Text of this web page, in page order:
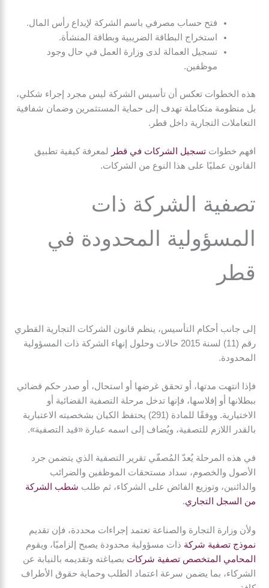
فتح حساب مصرفي باسم الشركة لإيداع رأس المال.
استخراج البطاقة الضريبية وبطاقة المنشأة.
تسجيل العمالة لدى وزارة العمل في حال وجود
موظفين.
هذه الخطوات تعكس أن تأسيس الشركة ليس مجرد إجراء شكلي،
بل منظومة متكاملة تهدف إلى حماية المستثمرين وضمان شفافية
التعاملات التجارية داخل قطر.
افهم خطواتتسجيل الشركات في قطر
لمعرفة كيفية تطبيق
القانون عمليًا على هذا النوع من الشركات.
تصفية الشركة ذات
المسؤولية المحدودة في
قطر
إلى جانب أحكام التأسيس، ينظم قانون الشركات التجارية القطري
رقم (11) لسنة 2015 حالات وحلول إنهاء الشركة ذات المسؤولية
المحدودة.
فإذا انتهت مدتها، أو تحقق غرضها أو استحال، أو صدر حكم قضائي
ببطلانها أو إفلاسها، فإنها تدخل مرحلة التصفية القضائية أو
الاختيارية. ووفقًا للمادة (291) يحتفظ الكيان بشخصيته الاعتبارية
بالقدر اللازم للتصفية، ويُضاف إلى اسمه عبارة «قيد التصفية».
في هذه المرحلة يُعدّ المُصفّي تقرير التصفية الذي يتضمن جرد
الأصول والخصوم، سداد مستحقات الموظفين والضرائب
والدائنين، وتوزيع الفائض على الشركاء، ثم طلب شطب الشركة
من السجل التجاري.
ولأن وزارة التجارة والصناعة تعتمد إجراءات محددة، فإن تقديم
نموذج تصفية شركة ذات مسؤولية محدودة يصبح إلزاميًا، ويقوم
المحامي المتخصص تصفية شركات بصياغته وتقديمه بالنيابة عن
الشركاء، بما يضمن سرعة اعتماد الطلب وحماية حقوق الأطراف